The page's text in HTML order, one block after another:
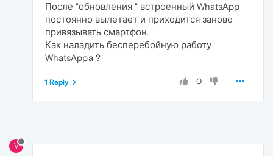
После "обновления " встроенный WhatsApp
постоянно вылетает и приходится заново
привязывать смартфон.
Как наладить бесперебойную работу
WhatsApp'a ?
0
1 Reply
V